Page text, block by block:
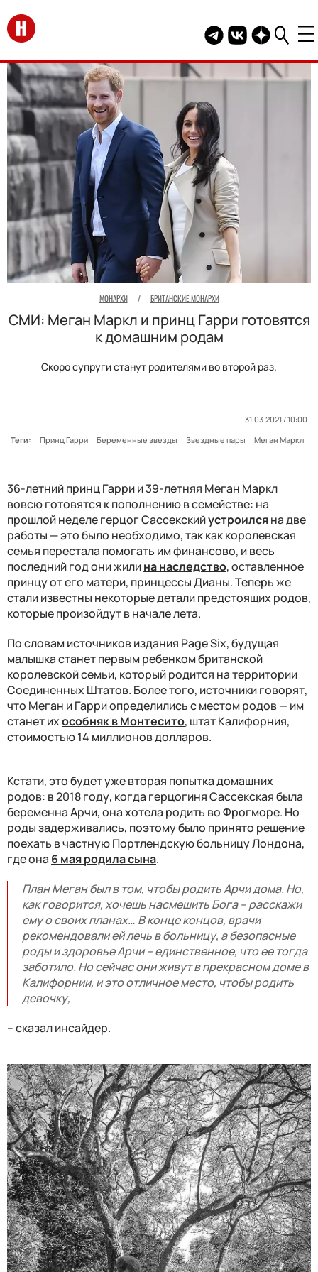
Перейти на главную
Telegram канал
Группа HELLO
Канал
МОНАРХИ / БРИТАНСКИЕ МОНАРХИ
СМИ: Меган Маркл и принц Гарри готовятся
к домашним родам
Скоро супруги станут родителями во второй раз.
31.03.2021 / 10:00
Теги:
Принц Гарри Беременные звезды Звездные пары Меган Маркл
36-летний принц Гарри и 39-летняя Меган Маркл
вовсю готовятся к пополнению в семействе: на
прошлой неделе герцог Сассекскийустроилсяна две
работы — это было необходимо, так как королевская
семья перестала помогать им финансово, и весь
последний год они жилина наследство, оставленное
принцу от его матери, принцессы Дианы. Теперь же
стали известны некоторые детали предстоящих родов,
которые произойдут в начале лета.
По словам источников издания Page Six, будущая
малышка станет первым ребенком британской
королевской семьи, который родится на территории
Соединенных Штатов. Более того, источники говорят,
что Меган и Гарри определились с местом родов — им
станет ихособняк в Монтесито, штат Калифорния,
стоимостью 14 миллионов долларов.
Кстати, это будет уже вторая попытка домашних
родов: в 2018 году, когда герцогиня Сассекская была
беременна Арчи, она хотела родить во Фрогморе. Но
роды задерживались, поэтому было принято решение
поехать в частную Портлендскую больницу Лондона,
где она 6 мая родила сына.
План Меган был в том, чтобы родить Арчи дома. Но,
как говорится, хочешь насмешить Бога – расскажи
ему о своих планах… В конце концов, врачи
рекомендовали ей лечь в больницу, а безопасные
роды и здоровье Арчи – единственное, что ее тогда
заботило. Но сейчас они живут в прекрасном доме в
Калифорнии, и это отличное место, чтобы родить
девочку,
– сказал инсайдер.